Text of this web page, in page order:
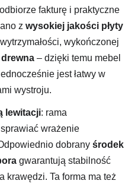
fakturę i praktyczne
z wysokiej jakości płyty
wykończonej
– dzięki temu mebel
jest łatwy w
wystroju.
lewitacji: rama
wrażenie
dobrany środek
gwarantują stabilność
krawędzi. Ta forma ma też